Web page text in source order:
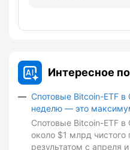
Интересное по
Спотовые Bitcoin-ETF
неделю — это
Спотовые Bitcoin-ETF
около $1 млрд чистого
результатом с апреля